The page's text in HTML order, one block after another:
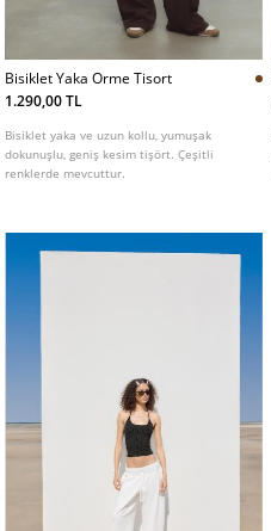
Bisiklet Yaka Orme Tisort
1.290,00 TL
Bisiklet yaka ve uzun kollu, yumuşak
dokunuşlu, geniş kesim tişört. Çeşitli
renklerde mevcuttur.